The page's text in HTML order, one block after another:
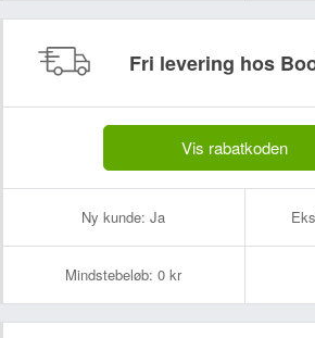
Fri levering hos
Vis rabatkoden
Ny kunde: Ja
Mindstebeløb: 0 kr